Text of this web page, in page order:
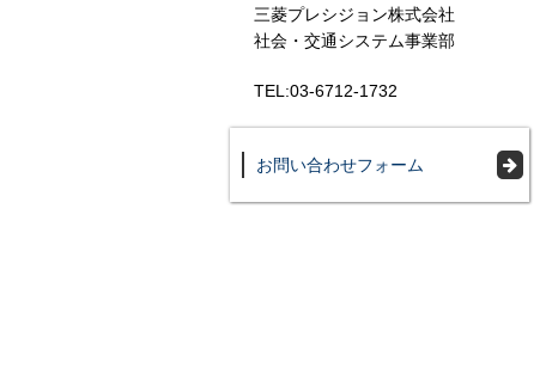
三菱プレシジョン株式会社
社会・交通システム事業部
TEL:03-6712-1732
お問い合わせフォーム